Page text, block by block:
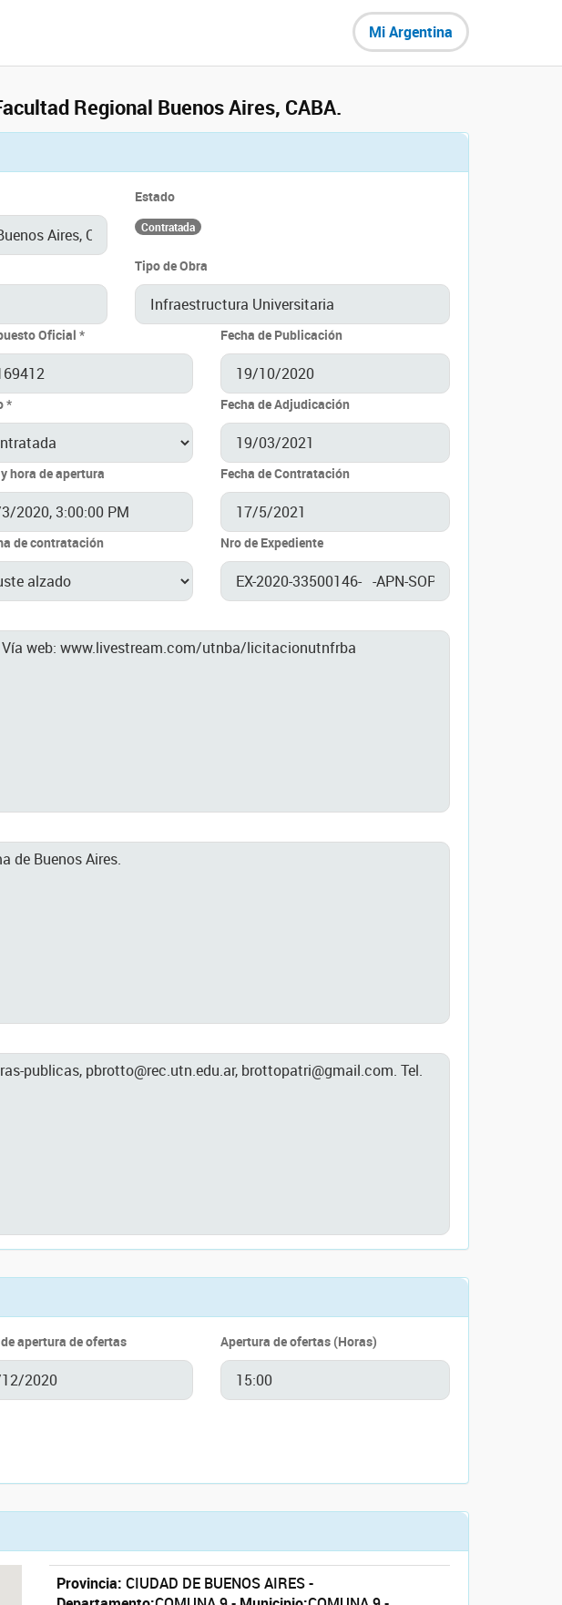
Mi Argentina
Regional Buenos Aires, CABA.
Estado
Contratada
Tipo de Obra
Oficial * Fecha de Publicación
* Fecha de Adjudicación
hora de apertura Fecha de Contratación
de contratación Nro de Expediente
apertura de ofertas Apertura de ofertas (Horas)
Provincia: CIUDAD DE BUENOS AIRES -